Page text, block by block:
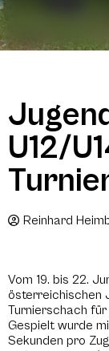
U12/
Reinhard
Vom 19. bis 22.
österreichischen
Turnierschach für
Gespielt wurde
Sekunden pro